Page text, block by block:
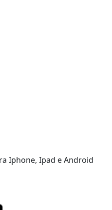
Iphone, Ipad e Android